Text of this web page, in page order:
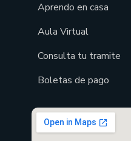
Aprendo en casa
Aula Virtual
Consulta tu tramite
Boletas de pago